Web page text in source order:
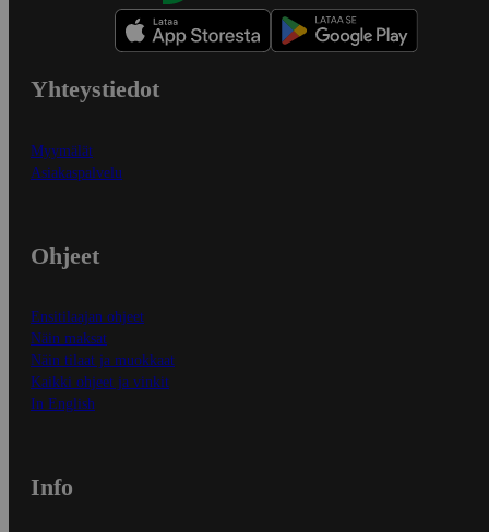
Yhteystiedot
Myymälät
Asiakaspalvelu
Ohjeet
Ensitilaajan ohjeet
Näin maksat
Näin tilaat ja muokkaat
Kaikki ohjeet ja vinkit
In English
Info